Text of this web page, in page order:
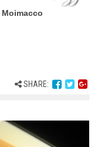
SHARE: